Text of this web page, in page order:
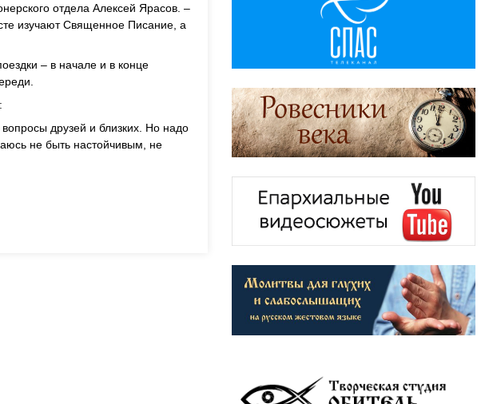
отдела Алексей Ярасов. –
изучают Священное Писание, а
– в начале и в конце
друзей и близких. Но надо
не быть настойчивым, не